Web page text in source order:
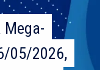
05/2026,
05/2026,